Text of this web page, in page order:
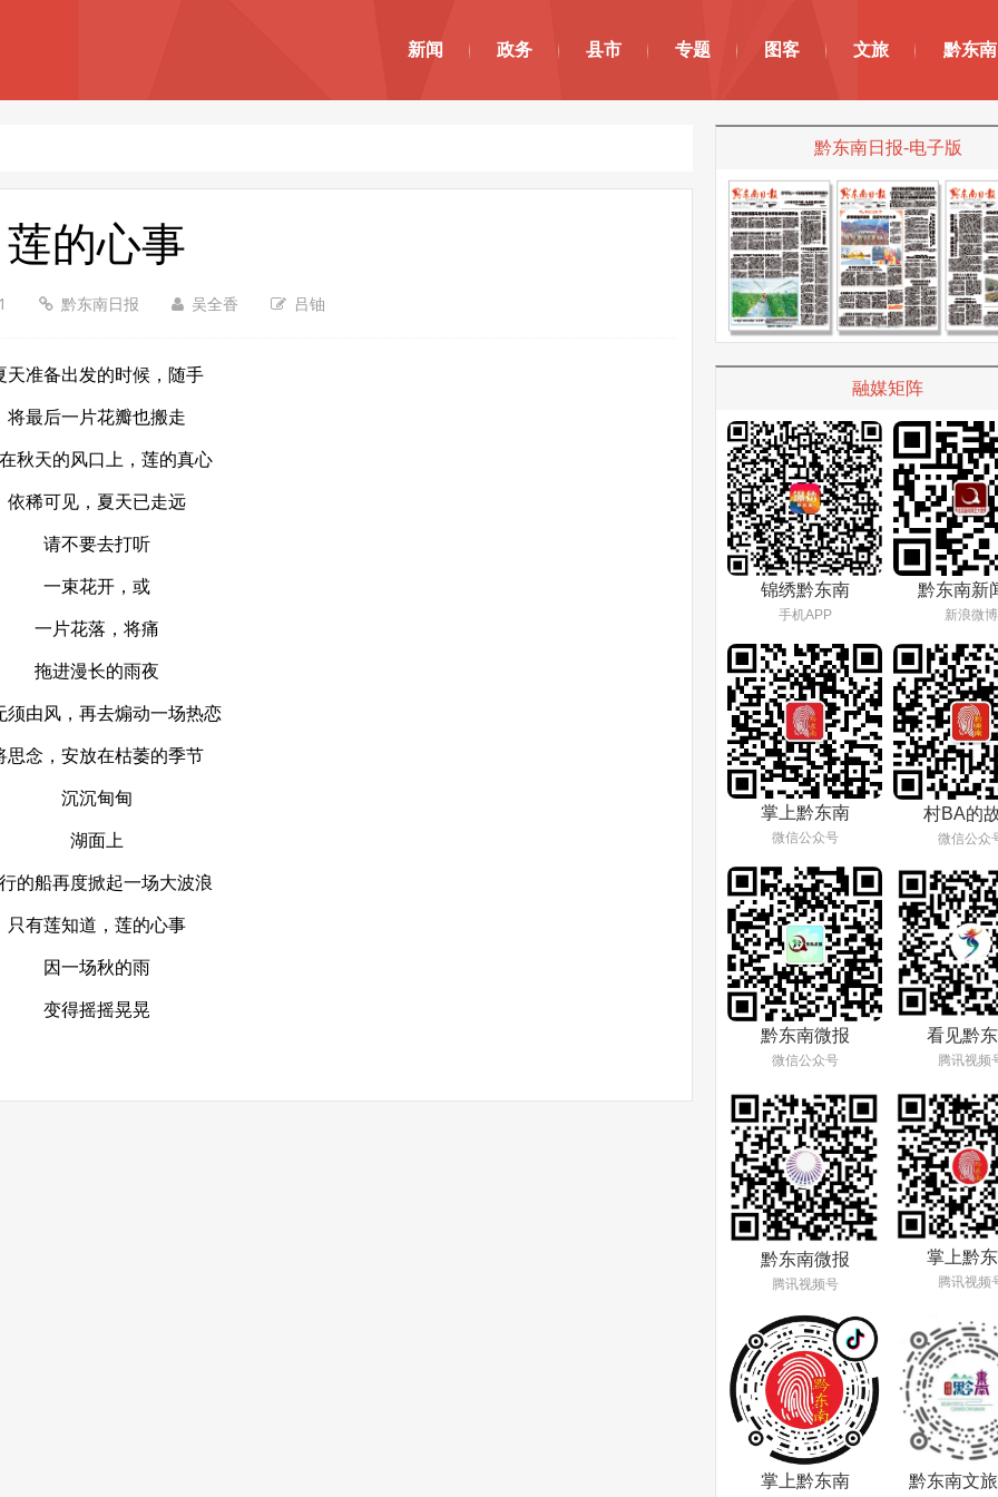
新闻 政务 县市 专题 图客 文旅 黔东
莲的心事
黔东南日报 吴全香 吕铀
天准备出发的时候，随手
将最后一片花瓣也搬走
秋天的风口上，莲的真心
依稀可见，夏天已走远
请不要去打听
一束花开，或
一片花落，将痛
拖进漫长的雨夜
须由风，再去煽动一场热恋
思念，安放在枯萎的季节
沉沉甸甸
湖面上
的船再度掀起一场大波浪
只有莲知道，莲的心事
因一场秋的雨
变得摇摇晃晃
黔东南日报-电子版
融媒矩阵
锦绣黔东南
手机APP
黔东南新
新浪微博
掌上黔东南
微信公众号
村BA的
微信公众
黔东南微报
微信公众号
看见黔
腾讯视频
黔东南微报
腾讯视频号
掌上黔
腾讯视频
掌上黔东南 黔东南文